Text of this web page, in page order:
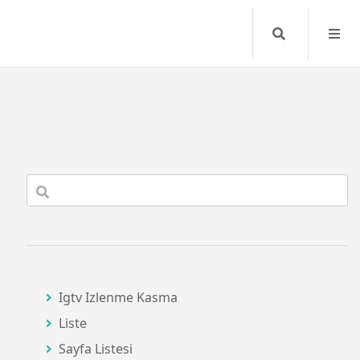
Search
Igtv Izlenme Kasma
Liste
Sayfa Listesi